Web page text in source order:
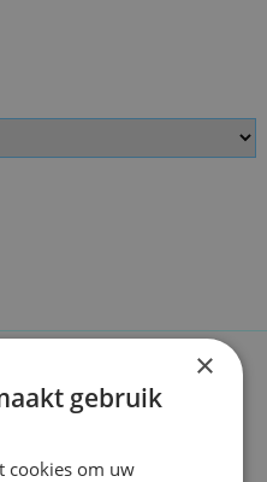
CMT-CP101
CMT-CP101
: 3
×
gebruik
cookies om uw